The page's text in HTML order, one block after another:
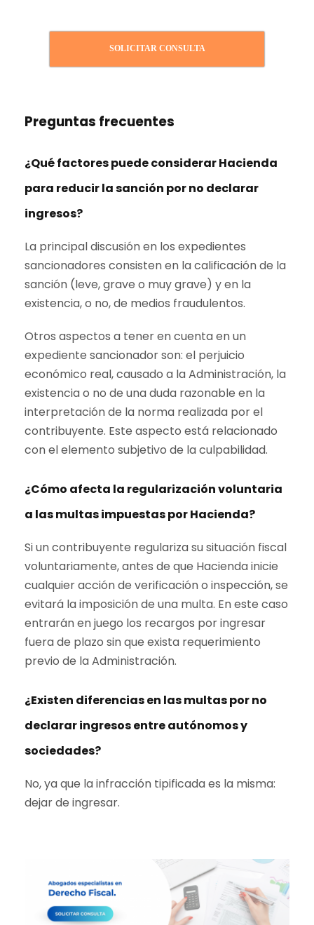
SOLICITAR CONSULTA
Preguntas frecuentes
¿Qué factores puede considerar Hacienda
para reducir la sanción por no declarar
ingresos?
La principal discusión en los expedientes
sancionadores consisten en la calificación de la
sanción (leve, grave o muy grave) y en la
existencia, o no, de medios fraudulentos.
Otros aspectos a tener en cuenta en un
expediente sancionador son: el perjuicio
económico real, causado a la Administración, la
existencia o no de una duda razonable en la
interpretación de la norma realizada por el
contribuyente. Este aspecto está relacionado
con el elemento subjetivo de la culpabilidad.
¿Cómo afecta la regularización voluntaria
a las multas impuestas por Hacienda?
Si un contribuyente regulariza su situación fiscal
voluntariamente, antes de que Hacienda inicie
cualquier acción de verificación o inspección, se
evitará la imposición de una multa. En este caso
entrarán en juego los recargos por ingresar
fuera de plazo sin que exista requerimiento
previo de la Administración.
¿Existen diferencias en las multas por no
declarar ingresos entre autónomos y
sociedades?
No, ya que la infracción tipificada es la misma:
dejar de ingresar.